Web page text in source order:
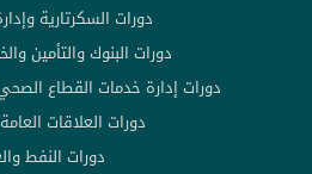
دورات السكرتارية
دورات البنوك والتأمين
دورات إدارة خدمات القطاع
دورات العلاقات
دورات النفط